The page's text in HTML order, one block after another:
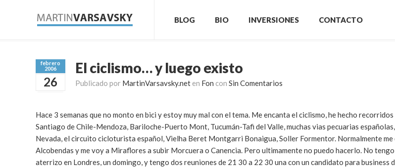
BLOG BIO INVERSIONES CONTACTO
febrero
2006
26
El ciclismo… y luego existo
Publicado por MartinVarsavsky.net en Fon con Sin Comentarios
Hace 3 semanas que no monto en bici y estoy muy mal con el tema. Me encanta el ciclismo, he hecho
Santiago de Chile-Mendoza, Bariloche-Puerto Mont, Tucumán-Tafi del Valle, muchas vias pecuarias
Nevada, el circuito cicloturista español, Vielha Beret Montgarri Bonaigua, Soller Formentor. Normalmente me
Alcobendas y me voy a Miraflores a subir Morcuera o Canencia. Pero ultimamente no puedo hacerlo. No
aterrizo en Londres, un domingo, y tengo dos reuniones de 21 30 a 22 30 una con un candidato para business